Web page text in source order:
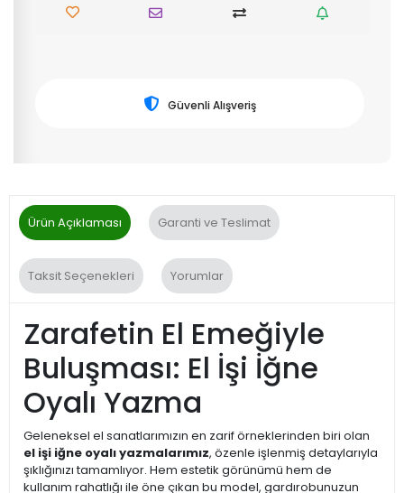
Güvenli Alışveriş
Ürün Açıklaması Garanti ve Teslimat
Taksit Seçenekleri Yorumlar
Zarafetin El Emeğiyle
Buluşması: El İşi İğne
Oyalı Yazma
Geleneksel el sanatlarımızın en zarif örneklerinden biri olan
el işi iğne oyalı yazmalarımız, özenle işlenmiş detaylarıyla
şıklığınızı tamamlıyor. Hem estetik görünümü hem de
kullanım rahatlığı ile öne çıkan bu model, gardırobunuzun